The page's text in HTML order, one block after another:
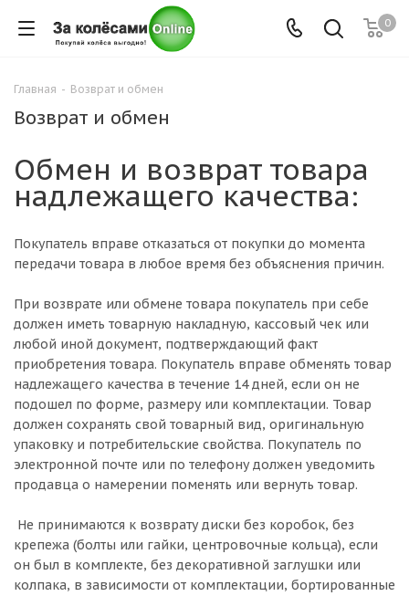
0
Главная - Возврат и обмен
Возврат и обмен
Обмен и возврат товара
надлежащего качества:
Покупатель вправе отказаться от покупки до момента
передачи товара в любое время без объяснения причин.
При возврате или обмене товара покупатель при себе
должен иметь товарную накладную, кассовый чек или
любой иной документ, подтверждающий факт
приобретения товара. Покупатель вправе обменять товар
надлежащего качества в течение 14 дней, если он не
подошел по форме, размеру или комплектации. Товар
должен сохранять свой товарный вид, оригинальную
упаковку и потребительские свойства. Покупатель по
электронной почте или по телефону должен уведомить
продавца о намерении поменять или вернуть товар.
Не принимаются к возврату диски без коробок, без
крепежа (болты или гайки, центровочные кольца), если
он был в комплекте, без декоративной заглушки или
колпака, в зависимости от комплектации, бортированные